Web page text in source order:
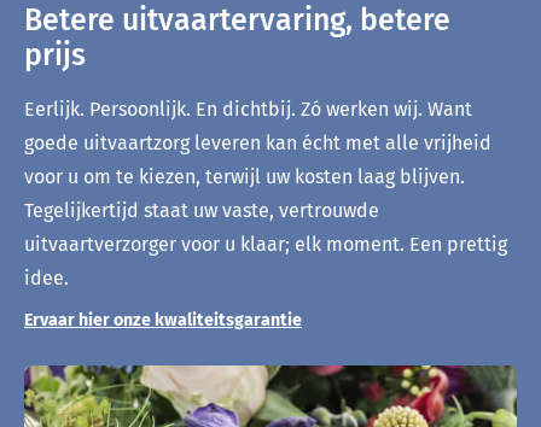
Betere uitvaartervaring, betere
prijs
Eerlijk. Persoonlijk. En dichtbij. Zó werken wij. Want
goede uitvaartzorg leveren kan écht met alle vrijheid
voor u om te kiezen, terwijl uw kosten laag blijven.
Tegelijkertijd staat uw vaste, vertrouwde
uitvaartverzorger voor u klaar; elk moment. Een prettig
idee.
Ervaar hier onze kwaliteitsgarantie